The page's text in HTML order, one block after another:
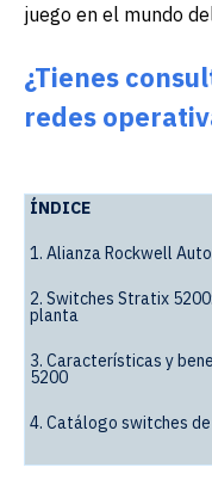
juego en el mundo
¿Tienes
redes
ÍNDICE
1. Alianza Rockwell
2. Switches Stratix
planta
3. Características y
5200
4. Catálogo switches